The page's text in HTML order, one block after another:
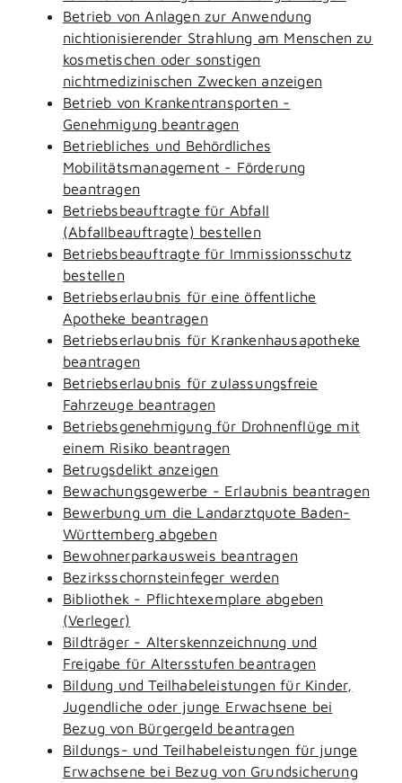
Betrieb von Anlagen zur Anwendung
nichtionisierender Strahlung am Menschen zu
kosmetischen oder sonstigen
nichtmedizinischen Zwecken anzeigen
Betrieb von Krankentransporten -
Genehmigung beantragen
Betriebliches und Behördliches
Mobilitätsmanagement - Förderung
beantragen
Betriebsbeauftragte für Abfall
(Abfallbeauftragte) bestellen
Betriebsbeauftragte für Immissionsschutz
bestellen
Betriebserlaubnis für eine öffentliche
Apotheke beantragen
Betriebserlaubnis für Krankenhausapotheke
beantragen
Betriebserlaubnis für zulassungsfreie
Fahrzeuge beantragen
Betriebsgenehmigung für Drohnenflüge mit
einem Risiko beantragen
Betrugsdelikt anzeigen
Bewachungsgewerbe - Erlaubnis beantragen
Bewerbung um die Landarztquote Baden-
Württemberg abgeben
Bewohnerparkausweis beantragen
Bezirksschornsteinfeger werden
Bibliothek - Pflichtexemplare abgeben
(Verleger)
Bildträger - Alterskennzeichnung und
Freigabe für Altersstufen beantragen
Bildung und Teilhabeleistungen für Kinder,
Jugendliche oder junge Erwachsene bei
Bezug von Bürgergeld beantragen
Bildungs- und Teilhabeleistungen für junge
Erwachsene bei Bezug von Grundsicherung